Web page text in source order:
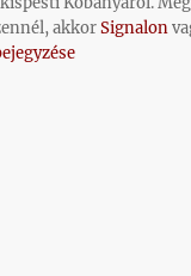
akkorSignalon